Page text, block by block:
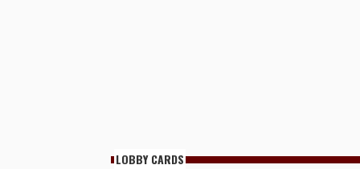
LOBBY CARDS